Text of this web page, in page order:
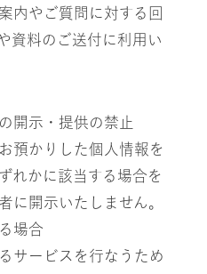
内やご質問に対する回
資料のご送付に利用い
開示・提供の禁止
預かりした個人情報を
れかに該当する場合を
に開示いたしません。
場合
サービスを行なうため